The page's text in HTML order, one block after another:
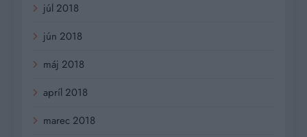
júl 2018
jún 2018
máj 2018
apríl 2018
marec 2018